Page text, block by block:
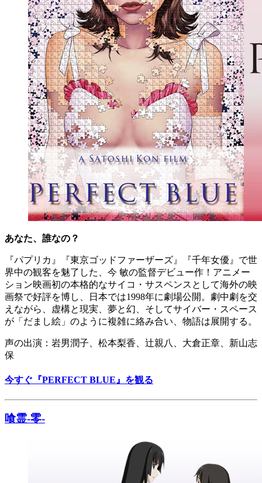
あなた、誰なの？
『パプリカ』『東京ゴッドファーザーズ』『千年女優』で世
界中の観客を魅了した、今 敏の監督デビュー作！アニメー
ション映画初の本格的なサイコ・サスペンスとして海外の映
画祭で好評を博し、日本では1998年に劇場公開。劇中劇を交
えながら、虚構と現実、夢と幻、そしてサイバー・スペース
が「だまし絵」のように複雑に絡み合い、物語は展開する。
声の出演：岩男潤子、松本梨香、辻親八、大倉正章、新山志
保
今すぐ『PERFECT BLUE』を観る
喰霊-零-